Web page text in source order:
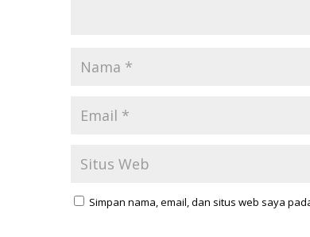
Simpan nama, email, dan situs web saya